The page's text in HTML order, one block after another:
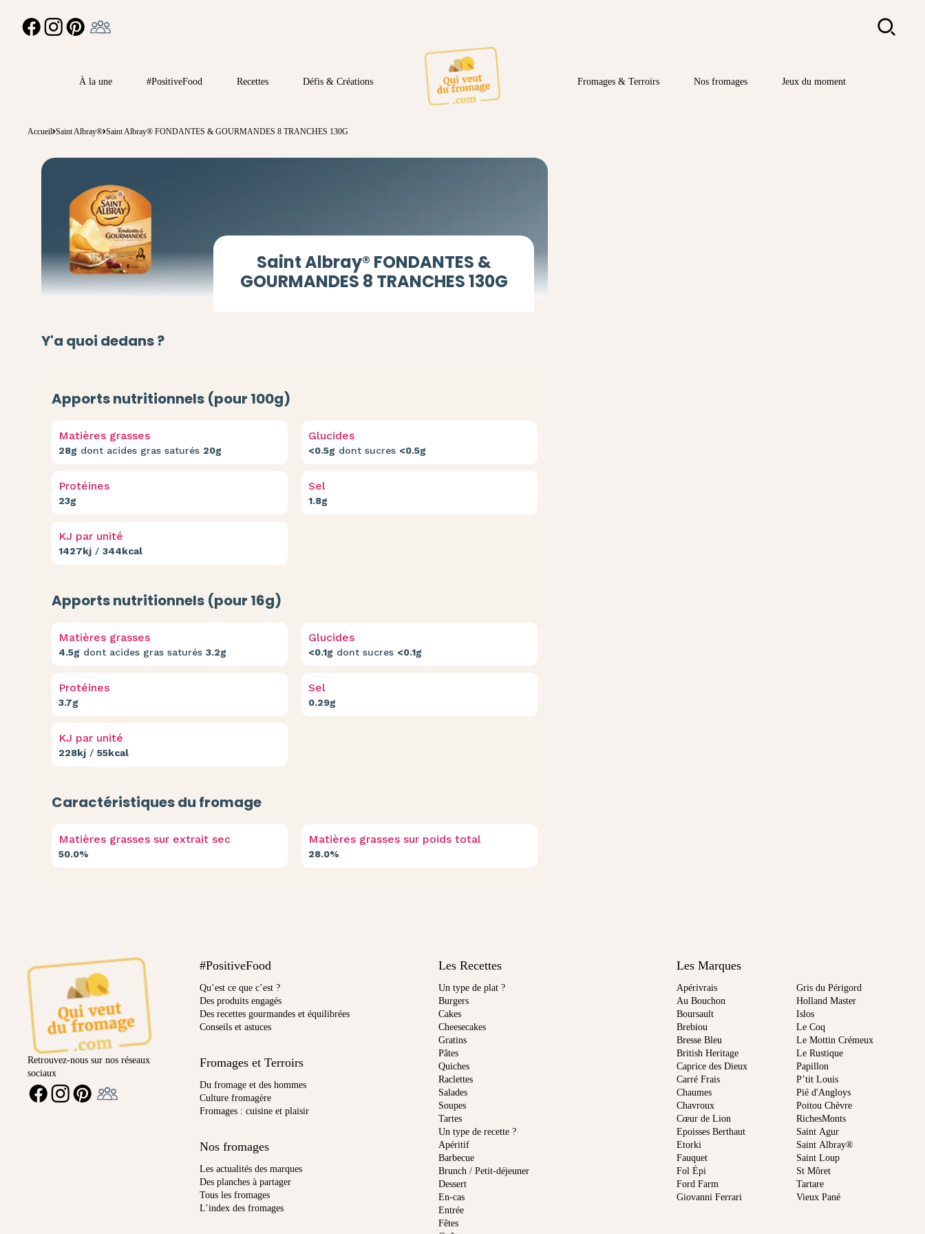
FACEBOOKINSTAGRAMPINTEREST Rechercher
À la une #PositiveFood Recettes Défis & Créations Fromages & Terroirs Nos fromages Jeux du moment
Accueil Saint Albray® Saint Albray® FONDANTES & GOURMANDES 8 TRANCHES 130G
Saint Albray® FONDANTES &
GOURMANDES 8 TRANCHES 130G
Y'a quoi dedans ?
Apports nutritionnels (pour 100g)
Matières grasses
28g dont acides gras saturés 20g
Glucides
<0.5g dont sucres <0.5g
Protéines
23g
Sel
1.8g
KJ par unité
1427kj / 344kcal
Apports nutritionnels (pour 16g)
Matières grasses
4.5g dont acides gras saturés 3.2g
Glucides
<0.1g dont sucres <0.1g
Protéines
3.7g
Sel
0.29g
KJ par unité
228kj / 55kcal
Caractéristiques du fromage
Matières grasses sur extrait sec
50.0%
Matières grasses sur poids total
28.0%
Retrouvez-nous sur nos réseaux
sociaux
FACEBOOKINSTAGRAMPINTEREST
#PositiveFood
Qu’est ce que c’est ?
Des produits engagés
Des recettes gourmandes et équilibrées
Conseils et astuces
Fromages et Terroirs
Du fromage et des hommes
Culture fromagère
Fromages : cuisine et plaisir
Nos fromages
Les actualités des marques
Des planches à partager
Tous les fromages
L’index des fromages
Les Recettes
Un type de plat ?
Burgers
Cakes
Cheesecakes
Gratins
Pâtes
Quiches
Raclettes
Salades
Soupes
Tartes
Un type de recette ?
Apéritif
Barbecue
Brunch / Petit-déjeuner
Dessert
En-cas
Entrée
Fêtes
Les Marques
Apérivrais
Au Bouchon
Boursault
Brebiou
Bresse Bleu
British Heritage
Caprice des Dieux
Carré Frais
Chaumes
Chavroux
Cœur de Lion
Epoisses Berthaut
Etorki
Fauquet
Fol Épi
Ford Farm
Giovanni Ferrari
Gris du Périgord
Holland Master
Islos
Le Coq
Le Mottin Crémeux
Le Rustique
Papillon
P’tit Louis
Pié d'Angloys
Poitou Chèvre
RichesMonts
Saint Agur
Saint Albray®
Saint Loup
St Môret
Tartare
Vieux Pané